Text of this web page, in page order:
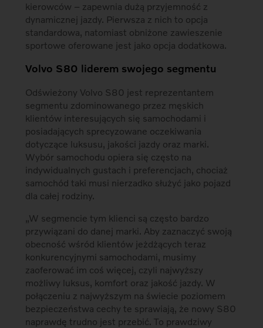
kierowców – zapewnia dużą przyjemność z
dynamicznej jazdy. Pierwsza z nich to opcja
standardowa, natomiast obniżone zawieszenie
sportowe oferowane jest jako opcja dodatkowa.
Volvo S80 liderem swojego segmentu
Odświeżony Volvo S80 jest reprezentantem
segmentu zdominowanego przez męskich
klientów interesujących się samochodami i
posiadających sprecyzowane oczekiwania
dotyczące luksusu, jakości jazdy oraz marki.
Wybór samochodu opiera się często na
indywidualnych gustach i preferencjach, chociaż
samochód taki musi nierzadko służyć jako pojazd
dla całej rodziny.
„W segmencie tym klienci są często bardzo
przywiązani do danej marki. Aby zaznaczyć swoją
obecność wśród klientów jeżdżących teraz
konkurencyjnymi samochodami, musimy
zaoferować im coś więcej, czyli najwyższy
możliwy luksus, komfort oraz jakość jazdy. W
połączeniu z najwyższym na świecie poziomem
bezpieczeństwa cechy te sprawiają, że nowy S80
naprawdę trudno jest przebić. To prawdziwy